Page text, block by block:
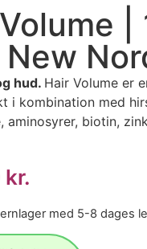
|
hud. Hair Volume er
i kombination med
aminosyrer, biotin,
kr.
med 5-8 dages